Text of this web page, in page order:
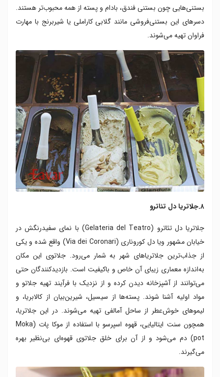
بستنی‌هایی چون بستنی فندق، بادام و پسته از همه محبوب‌تر هستند.
دسرهای این بستنی‌فروشی مانند گلابی کاراملی یا شیربرنج با مهارت
فراوان تهیه می‌شوند.
۸.جلاتریا دل تئاترو
جلاتریا دل تئاترو (Gelateria del Teatro) با نمای سفیدرنگش در
خیابان مشهور ویا دل کوروناری (Via dei Coronari) واقع شده و یکی
از جذاب‌ترین جلاتریاهای شهر به شمار می‌رود. جلاتوی این مکان
به‌اندازه معماری زیبای آن خاص و باکیفیت است. بازدیدکنندگان حتی
می‌توانند از آشپزخانه دیدن کرده و از نزدیک با فرآیند تهیه جلاتو و
مواد اولیه آشنا شوند. پسته‌ها از سیسیل، شیرین‌بیان از کالابریا، و
لیموهای خوش‌عطر از ساحل آمالفی تهیه می‌شوند. در این جلاتریا،
همچون سنت ایتالیایی، قهوه اسپرسو با استفاده از موکا پات (Moka
pot) دم می‌شود و از آن برای خلق جلاتوی قهوه‌ای بی‌نظیر بهره
می‌گیرند.